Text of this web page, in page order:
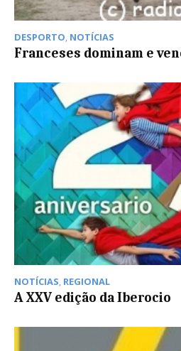
DESPORTO, NOTÍCIAS
Franceses dominam e
NOTÍCIAS, REGIONAL
A XXV edição da Iberocio